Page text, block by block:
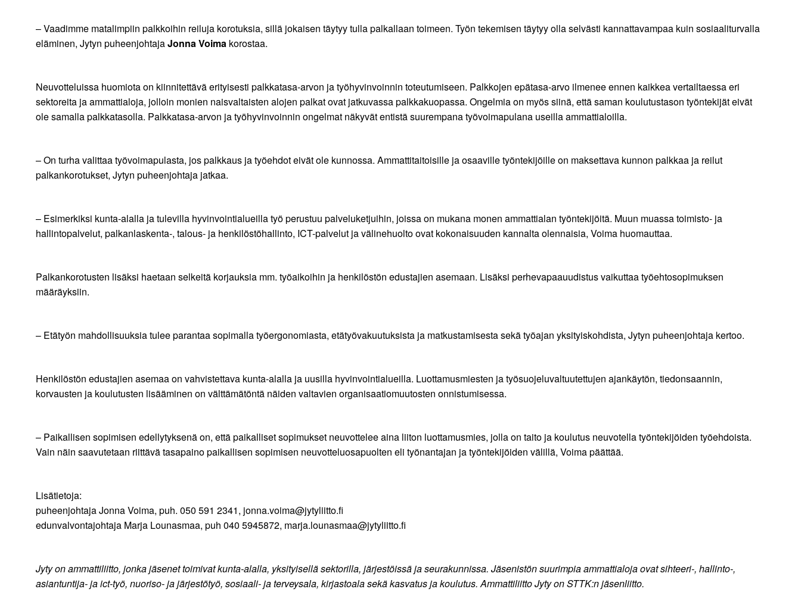
– Vaadimme matalimpiin palkkoihin reiluja korotuksia, sillä jokaisen täytyy tulla palkallaan toimeen. Työn tekemisen täytyy olla selvästi kannattavampaa kuin sosiaaliturvalla
eläminen, Jytyn puheenjohtajaJonna Voima korostaa.
Neuvotteluissa huomiota on kiinnitettävä erityisesti palkkatasa-arvon ja työhyvinvoinnin toteutumiseen. Palkkojen epätasa-arvo ilmenee ennen kaikkea vertailtaessa eri
sektoreita ja ammattialoja, jolloin monien naisvaltaisten alojen palkat ovat jatkuvassa palkkakuopassa. Ongelmia on myös siinä, että saman koulutustason työntekijät eivät
ole samalla palkkatasolla. Palkkatasa-arvon ja työhyvinvoinnin ongelmat näkyvät entistä suurempana työvoimapulana useilla ammattialoilla.
– On turha valittaa työvoimapulasta, jos palkkaus ja työehdot eivät ole kunnossa. Ammattitaitoisille ja osaaville työntekijöille on maksettava kunnon palkkaa ja reilut
palkankorotukset, Jytyn puheenjohtaja jatkaa.
– Esimerkiksi kunta-alalla ja tulevilla hyvinvointialueilla työ perustuu palveluketjuihin, joissa on mukana monen ammattialan työntekijöitä. Muun muassa toimisto- ja
hallintopalvelut, palkanlaskenta-, talous- ja henkilöstöhallinto, ICT-palvelut ja välinehuolto ovat kokonaisuuden kannalta olennaisia, Voima huomauttaa.
Palkankorotusten lisäksi haetaan selkeitä korjauksia mm. työaikoihin ja henkilöstön edustajien asemaan. Lisäksi perhevapaauudistus vaikuttaa työehtosopimuksen
määräyksiin.
– Etätyön mahdollisuuksia tulee parantaa sopimalla työergonomiasta, etätyövakuutuksista ja matkustamisesta sekä työajan yksityiskohdista, Jytyn puheenjohtaja kertoo.
Henkilöstön edustajien asemaa on vahvistettava kunta-alalla ja uusilla hyvinvointialueilla. Luottamusmiesten ja työsuojeluvaltuutettujen ajankäytön, tiedonsaannin,
korvausten ja koulutusten lisääminen on välttämätöntä näiden valtavien organisaatiomuutosten onnistumisessa.
– Paikallisen sopimisen edellytyksenä on, että paikalliset sopimukset neuvottelee aina liiton luottamusmies, jolla on taito ja koulutus neuvotella työntekijöiden työehdoista.
Vain näin saavutetaan riittävä tasapaino paikallisen sopimisen neuvotteluosapuolten eli työnantajan ja työntekijöiden välillä, Voima päättää.
Lisätietoja:
puheenjohtaja Jonna Voima, puh. 050 591 2341, jonna.voima@jytyliitto.fi
edunvalvontajohtaja Marja Lounasmaa, puh 040 5945872, marja.lounasmaa@jytyliitto.fi
Jyty on ammattiliitto, jonka jäsenet toimivat kunta-alalla, yksityisellä sektorilla, järjestöissä ja seurakunnissa. Jäsenistön suurimpia ammattialoja ovat sihteeri-, hallinto-,
asiantuntija- ja ict-työ, nuoriso- ja järjestötyö, sosiaali- ja terveysala, kirjastoala sekä kasvatus ja koulutus. Ammattiliitto Jyty on STTK:n jäsenliitto.